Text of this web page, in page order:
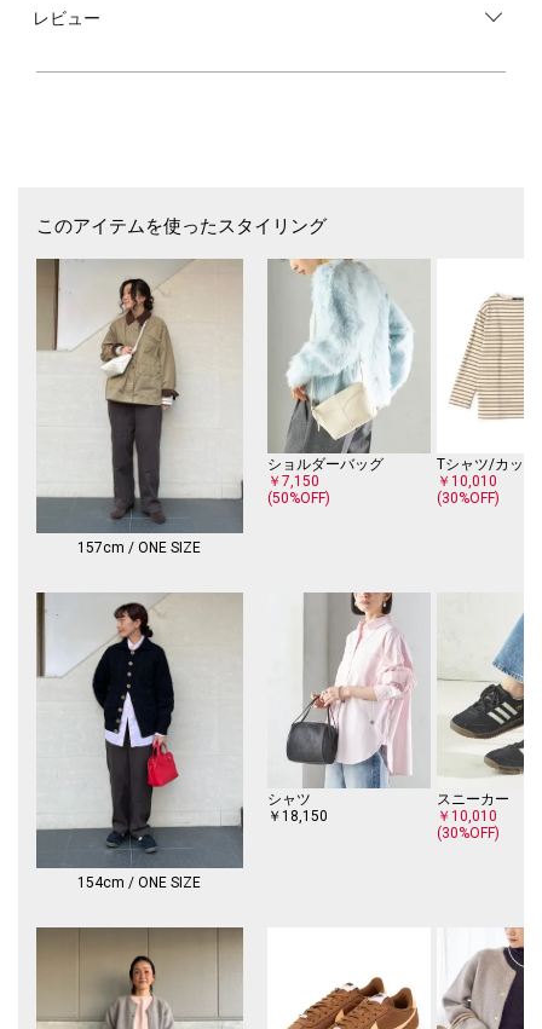
全体的にゆとりを持たせ、裾にかけて緩やかにテーパードしたワイドシル
光沢感：無
ポケット：有
手洗い：可
-------------------------------------
※製品は、独特の風合いを出す為に、製品での洗い加工をしています。
※1枚、1枚、色の出方・風合い・サイズ等、微妙に違いますがほかの製
品では味わえない雰囲気をお楽しみください。
※撮影環境により商品の色味が異なって見える場合がございます。商品の
お色味は、物撮り画像をご参考にしてください。
※末永く愛用頂く為に、アテンションタグを必ずご確認の上、着用又はお
取り扱いください。
※画像の商品はサンプルです。
実際の商品と仕様、加工、サイズが若干異なる場合がございます。
レビュー
このアイテムを使ったスタイリング
157cm / ONE SIZE
ショルダーバッグ
￥7,150
(50%OFF)
Tシャツ/カット
￥10,010
(30%OFF)
154cm / ONE SIZE
シャツ
￥18,150
スニーカー
￥10,010
(30%OFF)